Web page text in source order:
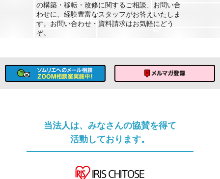
の構築・移転・改修に関するご相談、お問い合
わせに、経験豊富なスタッフがお答えいたしま
す。お問い合わせ・資料請求はお気軽にどう
ぞ。
当法人は、みなさんの協賛を得て
活動しております。